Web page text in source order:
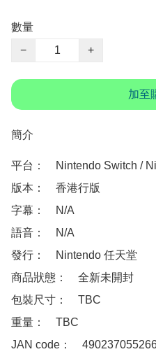
數量
−
+
加至
簡介
平台：　Nintendo Switch /
版本：　香港行版
字幕：　N/A
語音：　N/A
發行：　Nintendo 任天堂
商品狀態：　全新未開封
包裝尺寸：　TBC
重量：　TBC
JAN code：　